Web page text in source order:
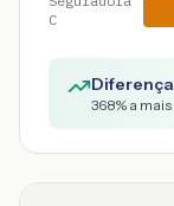
C
368% a